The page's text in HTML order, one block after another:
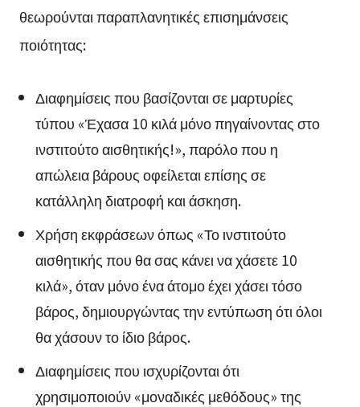
θεωρούνται παραπλανητικές επισημάνσεις
ποιότητας:
Διαφημίσεις που βασίζονται σε μαρτυρίες
τύπου «Έχασα 10 κιλά μόνο πηγαίνοντας στο
ινστιτούτο αισθητικής!», παρόλο που η
απώλεια βάρους οφείλεται επίσης σε
κατάλληλη διατροφή και άσκηση.
Χρήση εκφράσεων όπως «Το ινστιτούτο
αισθητικής που θα σας κάνει να χάσετε 10
κιλά», όταν μόνο ένα άτομο έχει χάσει τόσο
βάρος, δημιουργώντας την εντύπωση ότι όλοι
θα χάσουν το ίδιο βάρος.
Διαφημίσεις που ισχυρίζονται ότι
χρησιμοποιούν «μοναδικές μεθόδους» της